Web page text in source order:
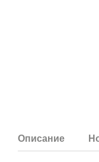
Описание